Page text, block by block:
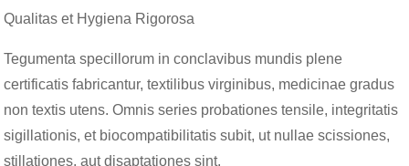
Qualitas et Hygiena Rigorosa
Tegumenta specillorum in conclavibus mundis plene
certificatis fabricantur, textilibus virginibus, medicinae gradus
non textis utens. Omnis series probationes tensile, integritatis
sigillationis, et biocompatibilitatis subit, ut nullae scissiones,
stillationes, aut disaptationes sint.